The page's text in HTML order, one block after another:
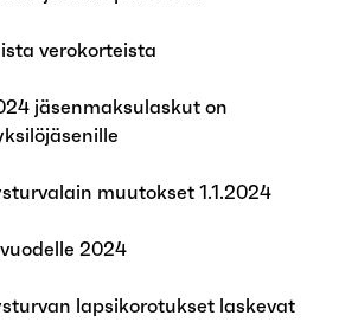
verokorteista
jäsenmaksulaskut on
muutokset 1.1.2024
2024
lapsikorotukset laskevat